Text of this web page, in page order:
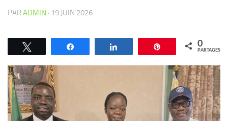
PARADMIN · 19 JUIN 2026
Épingle 0
PARTAGES